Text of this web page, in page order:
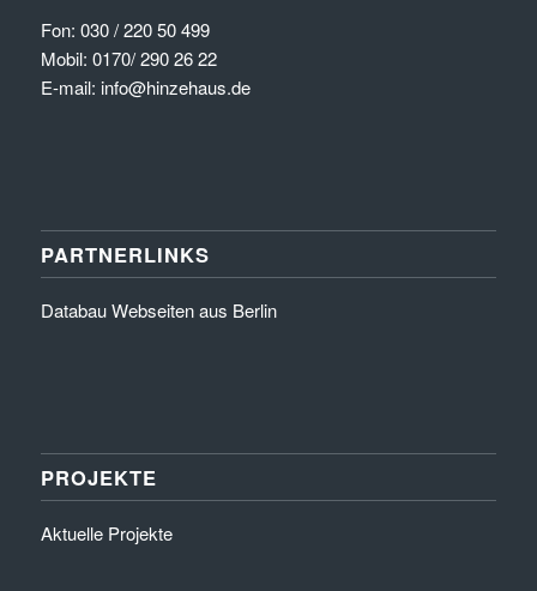
Fon: 030 / 220 50 499
Mobil: 0170/ 290 26 22
E-mail: info@hinzehaus.de
PARTNERLINKS
Databau Webseiten aus Berlin
PROJEKTE
Aktuelle Projekte